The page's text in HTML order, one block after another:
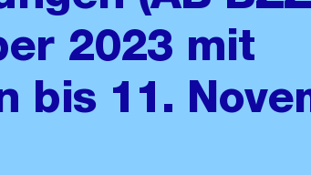
2023 mit
bis 11.